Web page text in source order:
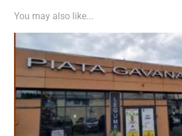
You may also like...